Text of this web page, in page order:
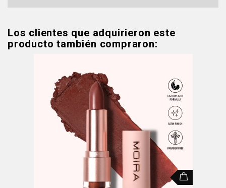
Los clientes que adquirieron este
producto también compraron: